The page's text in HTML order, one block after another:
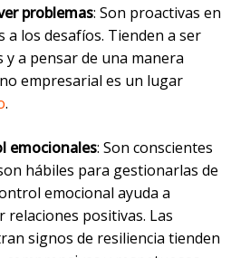
problemas: Son proactivas en
los desafíos. Tienden a ser
y a pensar de una manera
empresarial es un lugar
.
emocionales: Son conscientes
hábiles para gestionarlas de
emocional ayuda a
positivas. Las
signos de resiliencia tienden